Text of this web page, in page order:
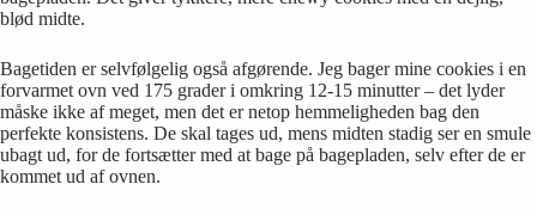
blød midte.
Bagetiden er selvfølgelig også afgørende. Jeg bager mine cookies i en
forvarmet ovn ved 175 grader i omkring 12-15 minutter – det lyder
måske ikke af meget, men det er netop hemmeligheden bag den
perfekte konsistens. De skal tages ud, mens midten stadig ser en smule
ubagt ud, for de fortsætter med at bage på bagepladen, selv efter de er
kommet ud af ovnen.